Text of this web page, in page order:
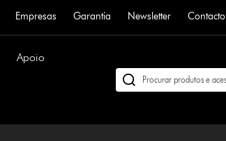
Empresas Garantia Newsletter Contacto
Apoio
Pesquisar